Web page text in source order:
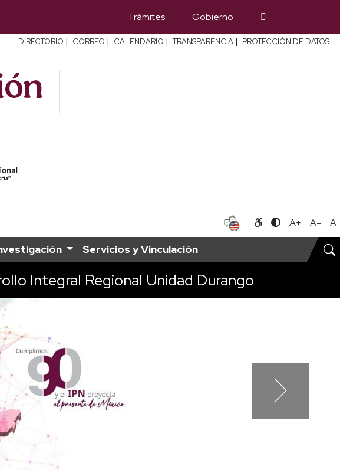
Trámites Gobierno
DIRECTORIO | CORREO | CALENDARIO | TRANSPARENCIA | PROTECCIÓN DE DATOS
A+ A- A
Servicios y Vinculación
Integral Regional Unidad Durango
Next